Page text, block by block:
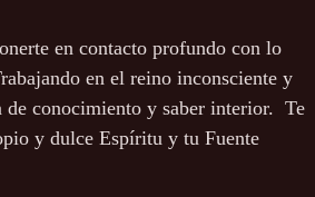
en el reino inconsciente y
conocimiento y saber interior.  Te
y dulce Espíritu y tu Fuente